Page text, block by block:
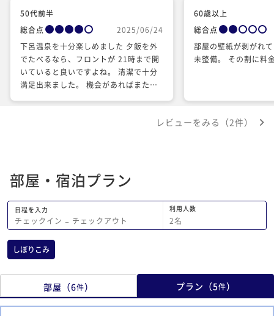
50代前半
総合点
2025/06/24
下呂温泉を十分楽しめました️ 夕飯を外
でたべるなら、フロントが 21時まで開
いていると良いですよね。 清潔で十分
満足出来ました。 機会があればまた利
60歳以上
総合点
部屋の壁紙が剥がれ
未整備。 その割に料
レビューをみる（2件）
部屋・宿泊プラン
日程を入力
チェックイン − チェックアウト
利用人数
2名
しぼりこみ
部屋 （6件） プラン （5件）